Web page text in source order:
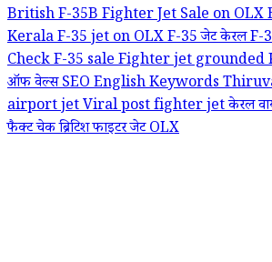
British F-35B Fighter Jet Sale on OLX
KeralaF-35 jet on OLXF-35 जेट केरलF-
Check F-35 saleFighter jet grounded
ऑफ वेल्सSEO English Keywords
airport jetViral post fighter jetकेरल
फैक्ट चेकब्रिटिश फाइटर जेट OLX